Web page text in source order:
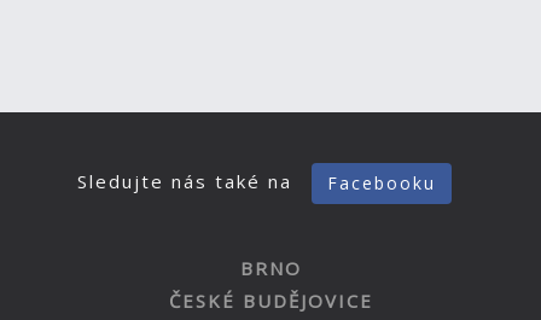
Sledujte nás také na Facebooku
BRNO
ČESKÉ BUDĚJOVICE